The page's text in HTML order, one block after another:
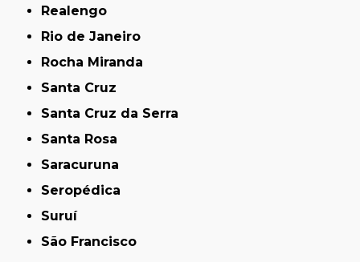
Realengo
Rio de Janeiro
Rocha Miranda
Santa Cruz
Santa Cruz da Serra
Santa Rosa
Saracuruna
Seropédica
Suruí
São Francisco